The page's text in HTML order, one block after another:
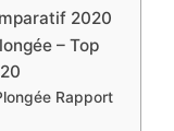
2020
– Top
Rapport